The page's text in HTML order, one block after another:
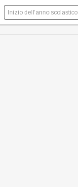
Inizio dell'anno scolastico